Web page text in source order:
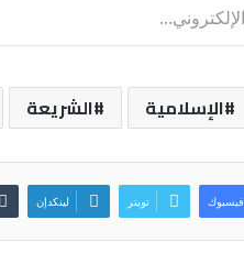
الإسلامية الشريعة
فيسبوك تويتر لينكدإن